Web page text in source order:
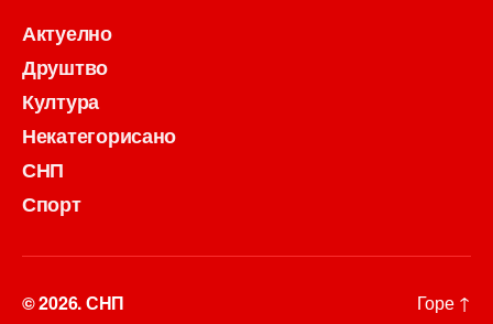
Актуелно
Друштво
Култура
Некатегорисано
СНП
Спорт
© 2026.СНП Горе ↑